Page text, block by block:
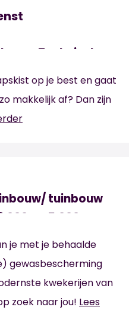
Technisch
op je best en gaat
makkelijk af? Dan zijn
tuinbouw
- 5.000
je met je behaalde
gewasbescherming
kwekerijen van
zoek naar jou! Lees